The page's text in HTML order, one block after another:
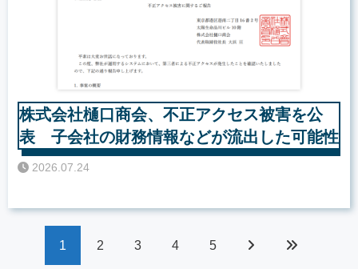
株式会社樋口商会、不正アクセス被害を公
表 子会社の財務情報などが流出した可能性
2026.07.24
1 2 3 4 5